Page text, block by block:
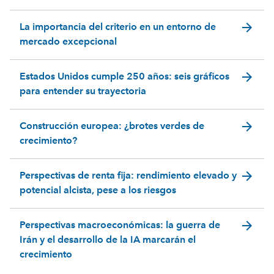
La importancia del criterio en un entorno de
mercado excepcional
arrow_forward
Estados Unidos cumple 250 años: seis gráficos
para entender su trayectoria
arrow_forward
Construcción europea: ¿brotes verdes de
crecimiento?
arrow_forward
Perspectivas de renta fija: rendimiento elevado y
potencial alcista, pese a los riesgos
arrow_forward
Perspectivas macroeconómicas: la guerra de
Irán y el desarrollo de la IA marcarán el
crecimiento
arrow_forward